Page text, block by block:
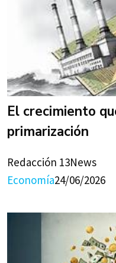
El crecimiento
primarización
Redacción 13News
Economía24/06/2026